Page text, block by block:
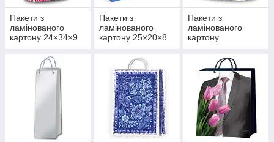
Пакети з
ламінованого
картону 24×34×9
Пакети з
ламінованого
картону 25×20×8
Пакети з
ламінованого
картону